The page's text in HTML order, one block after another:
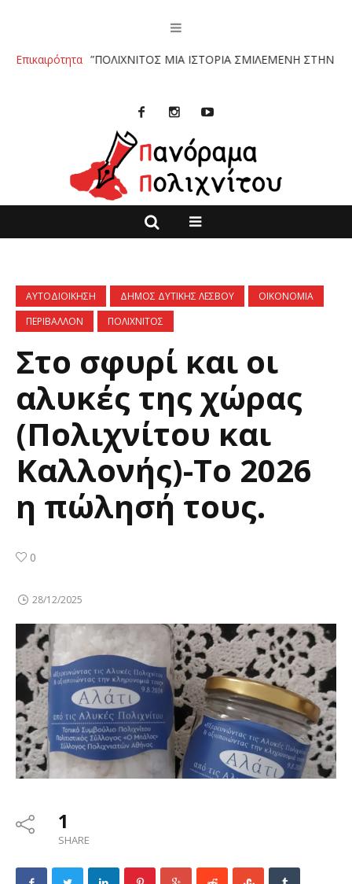
Επικαιρότητα
:”ΠΟΛΙΧΝΙΤΟΣ ΜΙΑ ΙΣΤΟΡΙΑ ΣΜΙΛΕΜΕΝΗ ΣΤΗΝ ΠΕΤΡΑ” ΤΩΝ
ΑΥΤΟΔΙΟΙΚΗΣΗ ΔΗΜΟΣ ΔΥΤΙΚΗΣ ΛΕΣΒΟΥ
ΟΙΚΟΝΟΜΙΑ
ΠΕΡΙΒΑΛΛΟΝ
ΠΟΛΙΧΝΙΤΟΣ
Στο σφυρί και οι
αλυκές της χώρας
(Πολιχνίτου και
Καλλονής)-Το 2026
η πώλησή τους.
0
28/12/2025
1
SHARE